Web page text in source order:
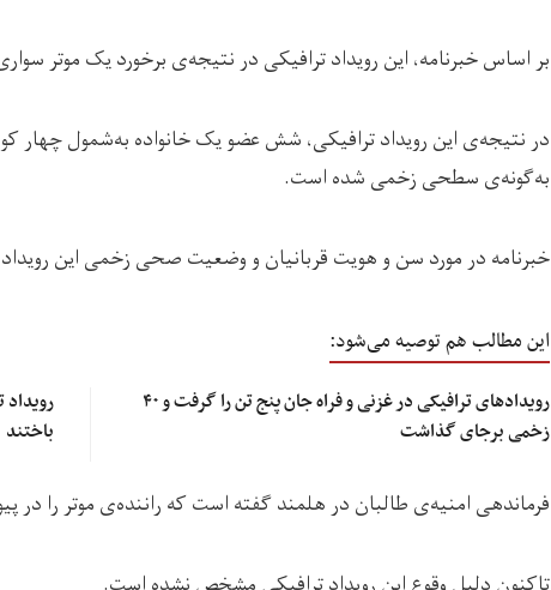
بر اساس خبرنامه، این رویداد ترافیکی در نتیجه‌ی برخورد یک موتر
در نتیجه‌ی این رویداد ترافیکی، شش عضو یک خانواده به‌شمول
به‌گونه‌ی سطحی زخمی شده است.
خبرنامه در مورد سن و هویت قربانیان و وضعیت صحی زخمی این
این مطالب هم توصیه می‌شود:
رویدادهای ترافیکی در غزنی و فراه جان پنج تن را گرفت و ۴۰
زخمی برجای گذاشت
باختند
فرماندهی امنیه‌ی طالبان در هلمند گفته است که راننده‌ی موتر را در